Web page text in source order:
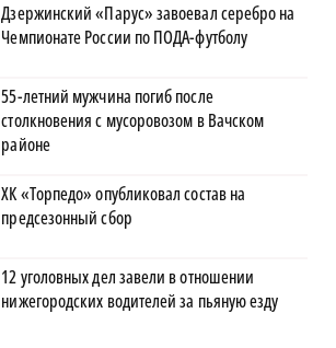
Дзержинский «Парус» завоевал серебро на
Чемпионате России по ПОДА-футболу
55-летний мужчина погиб после
столкновения с мусоровозом в Вачском
районе
ХК «Торпедо» опубликовал состав на
предсезонный сбор
12 уголовных дел завели в отношении
нижегородских водителей за пьяную езду